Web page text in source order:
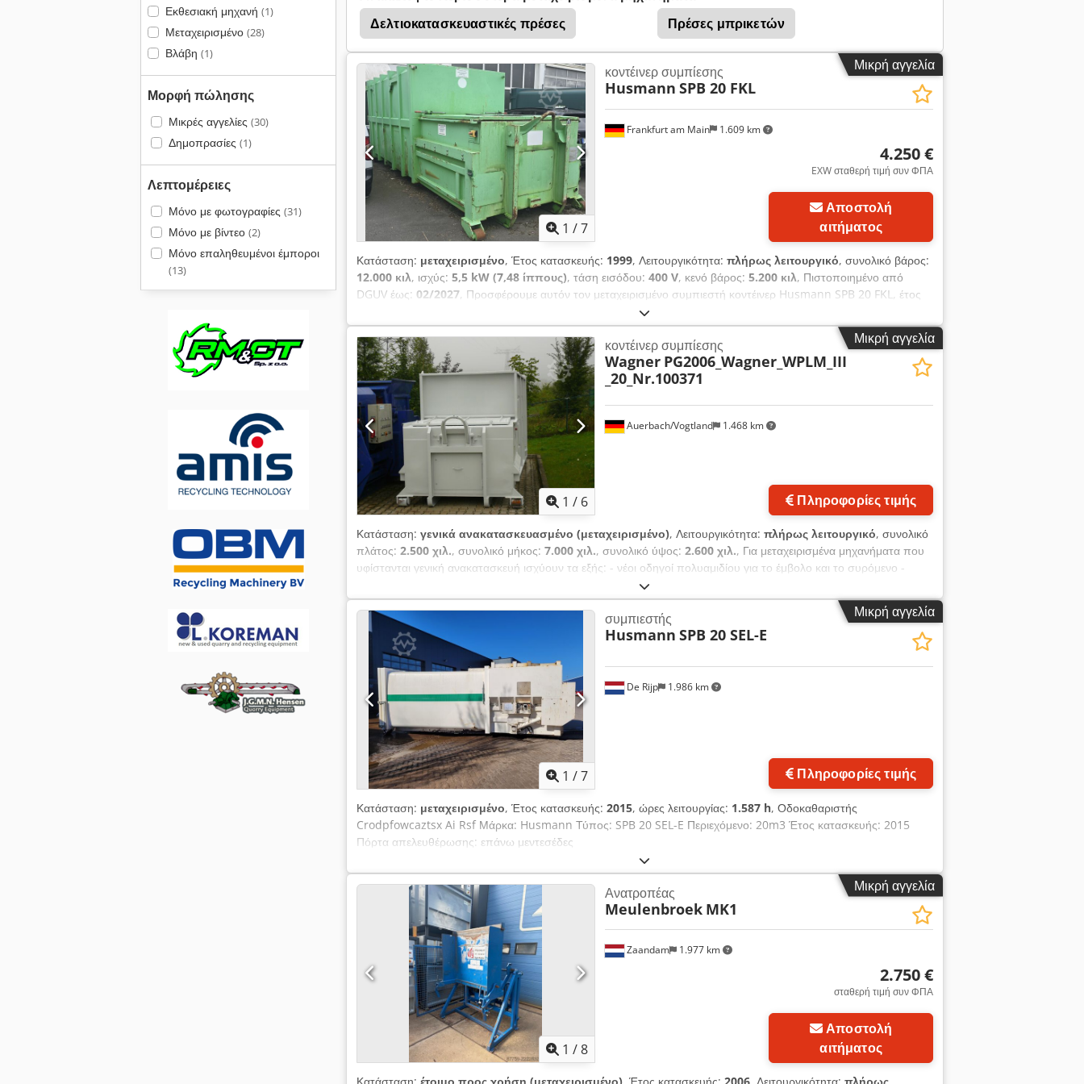
Εκθεσιακή μηχανή (1)
Μεταχειρισμένο (28)
Βλάβη (1)
Μορφή πώλησης
Μικρές αγγελίες (30)
Δημοπρασίες (1)
Λεπτομέρειες
Μόνο με φωτογραφίες (31)
Μόνο με βίντεο (2)
Μόνο επαληθευμένοι έμποροι
(13)
-λειτουργικός έλεγχος πραγματοποιήθηκε
Δελτιοκατασκευαστικές πρέσες
Πρέσες μπρικετών
Μικρή αγγελία
1 /7
Frankfurt am Main 1.609 km
κοντέινερ συμπίεσης
Husmann SPB 20 FKL
4.250 €
EXW σταθερή τιμή συν ΦΠΑ
Αποστολή
αιτήματος
Κατάσταση: μεταχειρισμένο, Έτος κατασκευής: 1999, Λειτουργικότητα: πλήρως λειτουργικό, συνολικό βάρος:
12.000 κιλ, ισχύς: 5,5 kW (7,48 ίππους), τάση εισόδου: 400 V, κενό βάρος: 5.200 κιλ, Πιστοποιημένο από
DGUV έως: 02/2027, Προσφέρουμε αυτόν τον μεταχειρισμένο συμπιεστή κοντέινερ Husmann SPB 20 FKL, έτος
κατασκευής 1999. Τύπος: SPB 20 FKL Αρ. μηχανήματος: 18590 Όγκος: 20,0 m3 Ισχύς: 5,5 kW Βάρος χωρίς
φορτίο: 5200 kg Επιτρεπτό συνολικό βάρος: 12000 kg Τάση: 400 V Έτος κατασκευής: 1999 Τελευταία συντήρηση
(UVV & DGUV): 02/2026 Διμερές καπάκι για ράμπα Csdezg Ha Iopfx Ai Rorf Αποξεστήρας από χάλυβα Πλήρως
λειτουργικό Για οποιεσδήποτε ερωτήσεις ή αν χρειάζεστε περισσότερες πληροφορίες, παρακαλούμε
επικοινωνήστε μαζί μας.
Μικρή αγγελία
1 / 6
Auerbach/Vogtland 1.468 km
κοντέινερ συμπίεσης
Wagner PG2006_Wagner_WPLM_III
_20_Nr.100371
Πληροφορίες τιμής
Κατάσταση: γενικά ανακατασκευασμένο (μεταχειρισμένο), Λειτουργικότητα: πλήρως λειτουργικό, συνολικό
πλάτος: 2.500 χιλ., συνολικό μήκος: 7.000 χιλ., συνολικό ύψος: 2.600 χιλ., Για μεταχειρισμένα μηχανήματα που
υφίστανται γενική ανακατασκευή ισχύουν τα εξής: - νέοι οδηγοί πολυαμιδίου για το έμβολο και το συρόμενο -
πλήρης ανανέωση ηλεκτρικής εγκατάστασης και στοιχείων χειρισμού, σύμφωνα με τα τεχνικά πρότυπα του 2026 -
ολοκαίνουργιες υδραυλικές σωληνώσεις για τον θαλαμίσκο συμπίεσης και τη μονάδα - πλήρης ανακατασκευή
κυλίνδρου με καινούργια σετ στεγανοποίησης - ισχύον UVV/E-Check για 1 χρόνο - ανανέωση μεταλλικής
κατασκευής όπου απαιτείται Οποιοσδήποτε ειδικός εξοπλισμός διαθέσιμος κατόπιν ζήτησης. Credpfezazirox Ai
Ref Οι φωτογραφίες που παρουσιάζονται είναι ενδεικτικές και αφορούν ήδη πωληθέντα μηχανήματα. Κάθε αίτημα
ή προσφορά προσαρμόζεται στις ανάγκες και τις απαιτήσεις του πελάτη.
Μικρή αγγελία
1 /7
De Rijp 1.986 km
συμπιεστής
Husmann SPB 20 SEL-E
Πληροφορίες τιμής
Κατάσταση: μεταχειρισμένο, Έτος κατασκευής: 2015, ώρες λειτουργίας: 1.587 h, Οδοκαθαριστής
Crodpfowcaztsx Ai Rsf Μάρκα: Husmann Τύπος: SPB 20 SEL-E Περιεχόμενο: 20m3 Έτος κατασκευής: 2015
Πόρτα απελευθέρωσης: επάνω μεντεσέδες
Μικρή αγγελία
1 /8
Zaandam 1.977 km
Ανατροπέας
Meulenbroek MK1
2.750 €
σταθερή τιμή συν ΦΠΑ
Αποστολή
αιτήματος
Κατάσταση: έτοιμο προς χρήση (μεταχειρισμένο) , Έτος κατασκευής: 2006 , Λειτουργικότητα: πλήρως